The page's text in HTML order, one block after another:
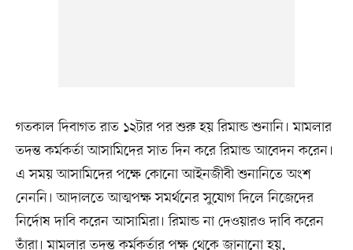
গতকাল দিবাগত রাত ১২টার পর শুরু হয় রিমান্ড শুনানি। মামলার
তদন্ত কর্মকর্তা আসামিদের সাত দিন করে রিমান্ড আবেদন করেন।
এ সময় আসামিদের পক্ষে কোনো আইনজীবী শুনানিতে অংশ
নেননি। আদালতে আত্মপক্ষ সমর্থনের সুযোগ দিলে নিজেদের
নির্দোষ দাবি করেন আসামিরা। রিমান্ড না দেওয়ারও দাবি করেন
তাঁরা। মামলার তদন্ত কর্মকর্তার পক্ষ থেকে জানানো হয়,